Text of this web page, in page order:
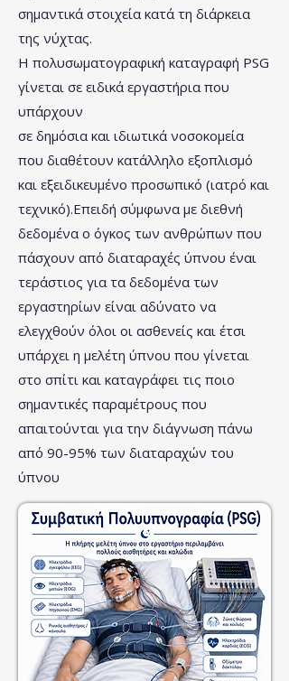
σημαντικά στοιχεία κατά τη διάρκεια
της νύχτας.
Η πολυσωματογραφική καταγραφή PSG
γίνεται σε ειδικά εργαστήρια που
υπάρχουν
σε δημόσια και ιδιωτικά νοσοκομεία
που διαθέτουν κατάλληλο εξοπλισμό
και εξειδικευμένο προσωπικό (ιατρό και
τεχνικό).Επειδή σύμφωνα με διεθνή
δεδομένα ο όγκος των ανθρώπων που
πάσχουν από διαταραχές ύπνου ε΄ναι
τεράστιος για τα δεδομένα των
εργαστηρίων είναι αδύνατο να
ελεγχθούν όλοι οι ασθενείς και έτσι
υπάρχει η μελέτη ύπνου που γίνεται
στο σπίτι και καταγράφει τις ποιο
σημαντικές παραμέτρους που
απαιτούνται για την διάγνωση πάνω
από 90-95% των διαταραχών του
ύπνου